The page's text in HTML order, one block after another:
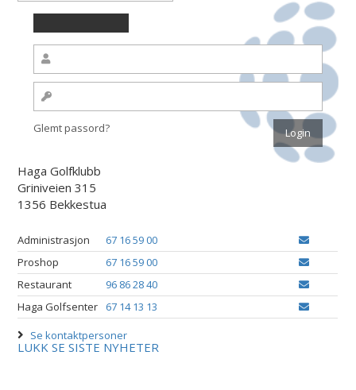
Glemt passord?
Haga Golfklubb
Griniveien 315
1356 Bekkestua
Administrasjon
67 16 59 00
Proshop
67 16 59 00
Restaurant
96 86 28 40
Haga Golfsenter
67 14 13 13
Se kontaktpersoner
LUKK SE SISTE NYHETER